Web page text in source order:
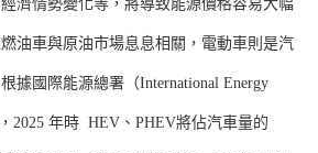
濟情勢變化等，將導致能源價格容易大幅
油車與原油市場息息相關，電動車則是汽
據國際能源總署（International Energy
2025 年時 HEV、PHEV將佔汽車量的